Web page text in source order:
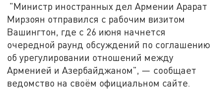
"Министр иностранных дел Армении Арарат
Мирзоян отправился с рабочим визитом
Вашингтон, где с 26 июня начнется
очередной раунд обсуждений по соглашению
об урегулировании отношений между
Арменией и Азербайджаном", — сообщает
ведомство на своём официальном сайте.